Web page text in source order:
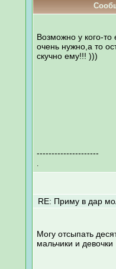
Возможно у кого-то
очень нужно,а то
скучно ему!!! )))
---------------------
RE: Приму в дар
Могу отсыпать
мальчики и девочки